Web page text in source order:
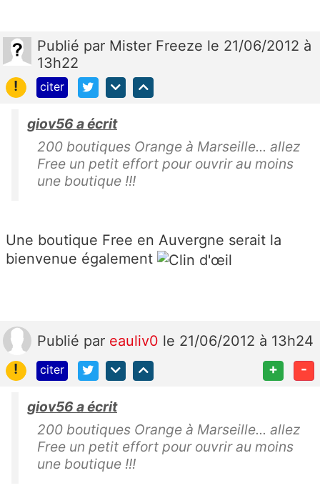
Publié par Mister Freeze le 21/06/2012 à
13h22
!
citer
giov56 a écrit
200 boutiques Orange à Marseille... allez
Free un petit effort pour ouvrir au moins
une boutique !!!
Une boutique Free en Auvergne serait la
bienvenue également
Publié par eauliv0 le 21/06/2012 à 13h24
!
citer + -
giov56 a écrit
200 boutiques Orange à Marseille... allez
Free un petit effort pour ouvrir au moins
une boutique !!!